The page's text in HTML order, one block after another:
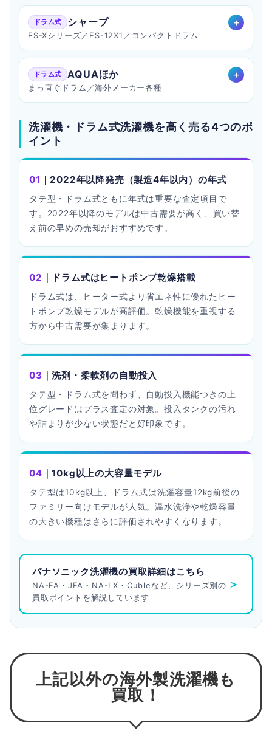
ドラム式 シャープ
ES-Xシリーズ／ES-12X1／コンパクトドラム
ドラム式 AQUAほか
まっ直ぐドラム／海外メーカー各種
洗濯機・ドラム式洗濯機を高く売る4つのポ
イント
01 ｜2022年以降発売（製造4年以内）の年式
タテ型・ドラム式ともに年式は重要な査定項目で
す。2022年以降のモデルは中古需要が高く、買い替
え前の早めの売却がおすすめです。
02 ｜ドラム式はヒートポンプ乾燥搭載
ドラム式は、ヒーター式より省エネ性に優れたヒー
トポンプ乾燥モデルが高評価。乾燥機能を重視する
方から中古需要が集まります。
03 ｜洗剤・柔軟剤の自動投入
タテ型・ドラム式を問わず、自動投入機能つきの上
位グレードはプラス査定の対象。投入タンクの汚れ
や詰まりが少ない状態だと好印象です。
04 ｜10kg以上の大容量モデル
タテ型は10kg以上、ドラム式は洗濯容量12kg前後の
ファミリー向けモデルが人気。温水洗浄や乾燥容量
の大きい機種はさらに評価されやすくなります。
パナソニック洗濯機の買取詳細はこちら
NA-FA・JFA・NA-LX・Cubleなど、シリーズ別の
買取ポイントを解説しています
＞
上記以外の海外製洗濯機も
買取！